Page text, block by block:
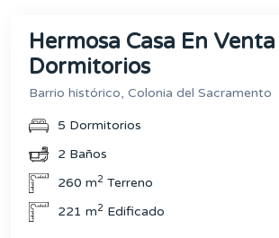
Hermosa Casa En
Dormitorios
Barrio histórico, Colonia del Sacramento
5 Dormitorios
2 Baños
260 m2 Terreno
221 m2 Edificado